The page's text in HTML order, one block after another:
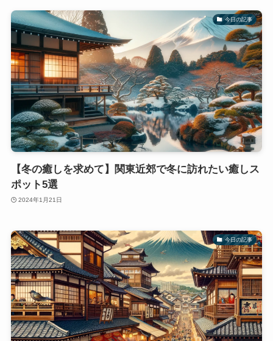
今日の記事
【冬の癒しを求めて】関東近郊で冬に訪れたい癒しス
ポット5選
2024年1月21日
今日の記事